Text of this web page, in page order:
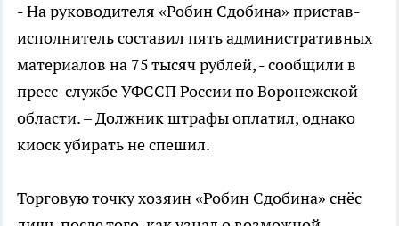
- На руководителя «Робин Сдобина» пристав-
исполнитель составил пять административных
материалов на 75 тысяч рублей, - сообщили в
пресс-службе УФССП России по Воронежской
области. – Должник штрафы оплатил, однако
киоск убирать не спешил.
Торговую точку хозяин «Робин Сдобина» снёс